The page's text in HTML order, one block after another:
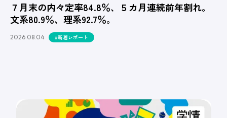
７月末の内々定率84.8％、５カ月連続前年割れ。
文系80.9％、理系92.7％。
2026.08.04 #新着レポート